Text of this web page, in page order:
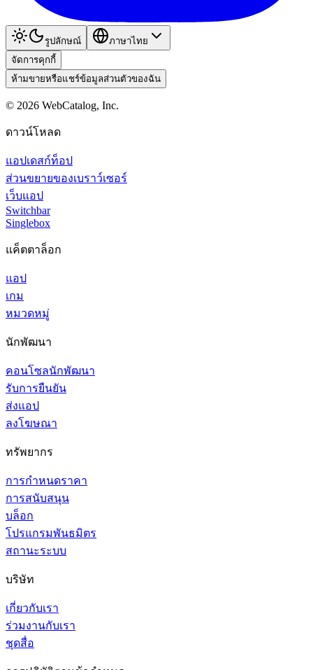
รูปลักษณ์
ภาษาไทย
จัดการคุกกี้
ห้ามขายหรือแชร์ข้อมูลส่วนตัวของฉัน
© 2026 WebCatalog, Inc.
ดาวน์โหลด
แอปเดสก์ท็อป
ส่วนขยายของเบราว์เซอร์
เว็บแอป
Switchbar
Singlebox
แค็ตตาล็อก
แอป
เกม
หมวดหมู่
นักพัฒนา
คอนโซลนักพัฒนา
รับการยืนยัน
ส่งแอป
ลงโฆษณา
ทรัพยากร
การกำหนดราคา
การสนับสนุน
บล็อก
โปรแกรมพันธมิตร
สถานะระบบ
บริษัท
เกี่ยวกับเรา
ร่วมงานกับเรา
ชุดสื่อ